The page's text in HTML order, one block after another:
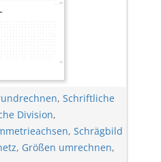
, Schriftliche
Division,
, Schrägbild
, Größen umrechnen,